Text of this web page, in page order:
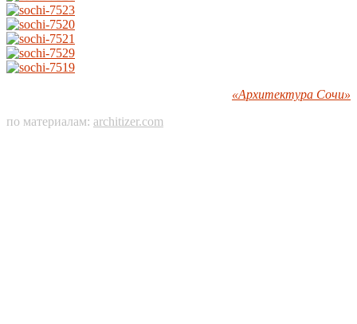
«Архитектура Сочи»
по материалам: architizer.com